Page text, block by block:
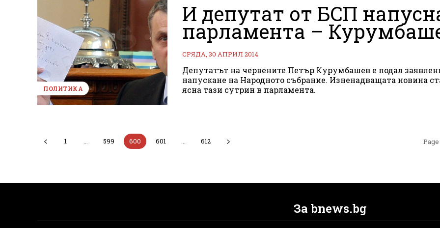
ПОЛИТИКА
И депутат от БСП
парламента –
СРЯДА, 30 АПРИЛ 2014
Депутатът на червените Петър Курумбашев е подал
напускане на Народното събрание. Изненадващата новина
ясна тази сутрин в парламента.
1 ... 599 600 601 ... 612
За bnews.bg